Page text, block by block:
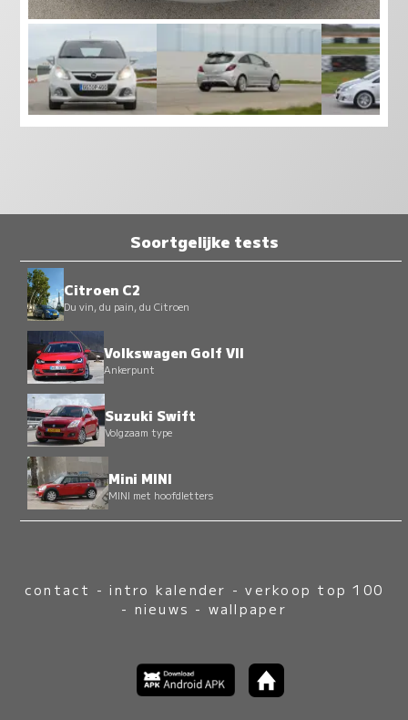
Soortgelijke tests
Citroen C2
Du vin, du pain, du Citroen
Volkswagen Golf VII
Ankerpunt
Suzuki Swift
Volgzaam type
Mini MINI
MINI met hoofdletters
contact -intro kalender -verkoop top 100
- nieuws - wallpaper